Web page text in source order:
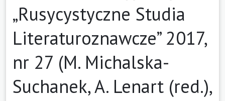
„Rusycystyczne Studia
Literaturoznawcze” 2017,
nr 27 (M. Michalska-
Suchanek, A. Lenart (red.),